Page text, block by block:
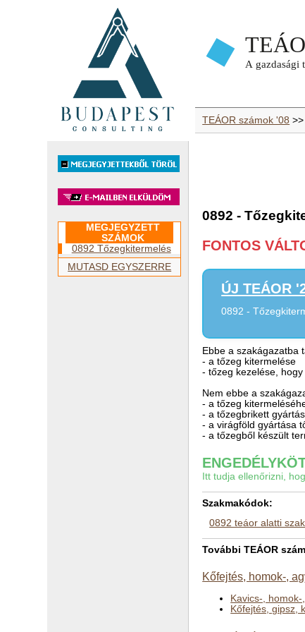
TEÁOR számok '08
MEGJEGYZETT
SZÁMOK
0892 Tőzegkitermelés
MUTASD EGYSZERRE
0892 -
FONTOS
ÚJ TEÁOR
0892 -
Ebbe a szakágazatba
- a tőzeg kitermelése
- tőzeg kezelése,
Nem ebbe a
- a tőzeg
- a tőzegbrikett
- a virágföld gyártása
- a tőzegből készült
Itt tudja ellenőrizni,
Szakmakódok:
0892 teáor alatti
További TEÁOR
Kőfejtés, homok-,
Kavics-,
Kőfejtés, gipsz,